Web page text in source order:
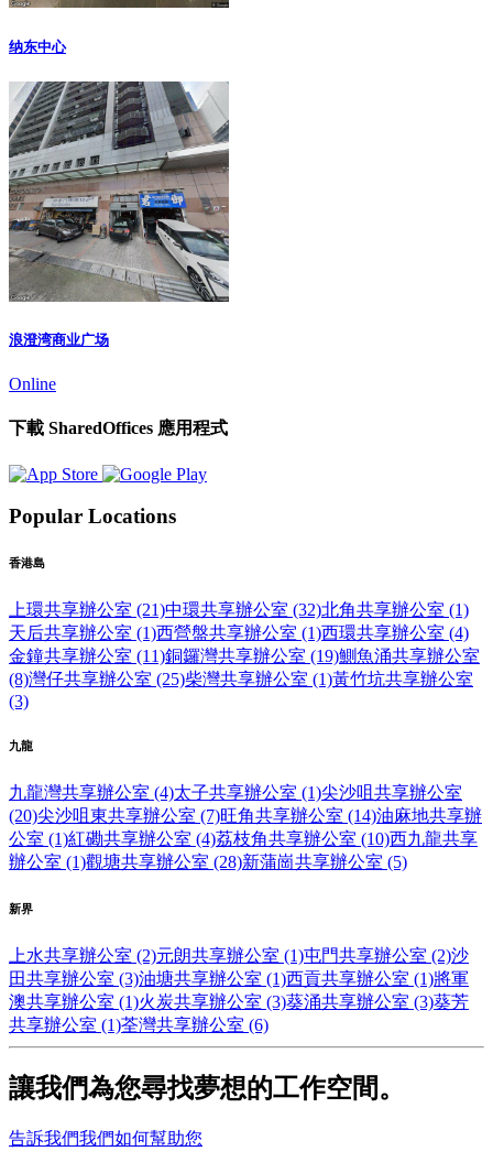
纳东中心
浪澄湾商业广场
Online
下載 SharedOffices 應用程式
Popular Locations
香港島
上環共享辦公室 (21)中環共享辦公室 (32)北角共享辦公室 (1)
天后共享辦公室 (1)西營盤共享辦公室 (1)西環共享辦公室 (4)
金鐘共享辦公室 (11)銅鑼灣共享辦公室 (19)鰂魚涌共享辦公室
(8)灣仔共享辦公室 (25)柴灣共享辦公室 (1)黃竹坑共享辦公室
(3)
九龍
九龍灣共享辦公室 (4)太子共享辦公室 (1)尖沙咀共享辦公室
(20)尖沙咀東共享辦公室 (7)旺角共享辦公室 (14)油麻地共享辦
公室 (1)紅磡共享辦公室 (4)荔枝角共享辦公室 (10)西九龍共享
辦公室 (1)觀塘共享辦公室 (28)新蒲崗共享辦公室 (5)
新界
上水共享辦公室 (2)元朗共享辦公室 (1)屯門共享辦公室 (2)沙
田共享辦公室 (3)油塘共享辦公室 (1)西貢共享辦公室 (1)將軍
澳共享辦公室 (1)火炭共享辦公室 (3)葵涌共享辦公室 (3)葵芳
共享辦公室 (1)荃灣共享辦公室 (6)
讓我們為您尋找夢想的工作空間。
告訴我們我們如何幫助您